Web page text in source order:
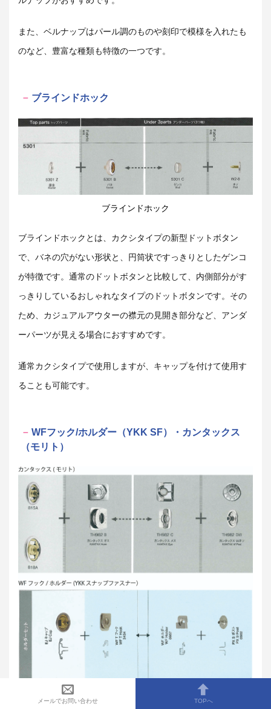
また、ベルナップはパール調のものや刻印で模様を入れたも
のなど、豊富な種類も特徴の一つです。
ブラインドホック
ブラインドホック
ブラインドホックとは、カクシタイプの新型ドットボタン
で、バネの穴がない形状と、円筒状ですっきりとしたゲンコ
が特徴です。通常のドットボタンと比較して、内側部分がす
っきりしているおしゃれなタイプのドットボタンです。その
ため、カジュアルアウターの襟元の見開き部分など、アンダ
ーパーツが見える場合におすすめです。
通常カクシタイプで使用しますが、キャップを付けて使用す
ることも可能です。
WFフック/ホルダー（YKK SF）・カンタックス
（モリト）
WFフック/ホルダー、カンタックス
メールでお問い合わせ TOPへ